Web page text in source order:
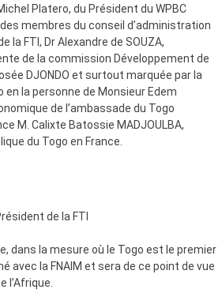
Platero, du Président du WPBC
membres du conseil d’administration
la FTI, Dr Alexandre de SOUZA,
de la commission Développement de
DJONDO et surtout marquée par la
la personne de Monsieur Edem
de l’ambassade du Togo
M. Calixte Batossie MADJOULBA,
du Togo en France.
de la FTI
dans la mesure où le Togo est le premier
avec la FNAIM et sera de ce point de vue
l’Afrique.